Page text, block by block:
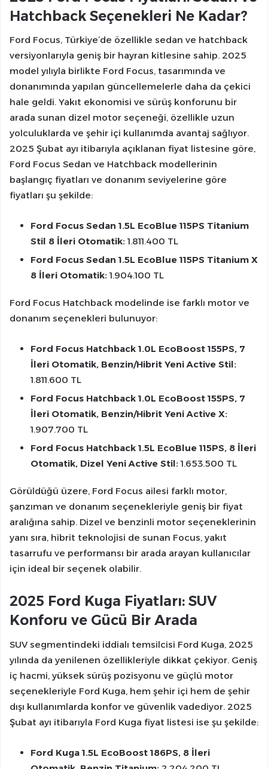
Hatchback Seçenekleri Ne Kadar?
Ford Focus, Türkiye’de özellikle sedan ve hatchback
versiyonlarıyla geniş bir hayran kitlesine sahip. 2025
model yılıyla birlikte Ford Focus, tasarımında ve
donanımında yapılan güncellemelerle daha da çekici
hale geldi. Yakıt ekonomisi ve sürüş konforunu bir
arada sunan dizel motor seçeneği, özellikle uzun
yolculuklarda ve şehir içi kullanımda avantaj sağlıyor.
2025 Şubat ayı itibarıyla açıklanan fiyat listesine göre,
Ford Focus Sedan ve Hatchback modellerinin
başlangıç fiyatları ve donanım seviyelerine göre
fiyatları şu şekilde:
Ford Focus Sedan 1.5L EcoBlue 115PS Titanium
Stil 8 İleri Otomatik:1.811.400 TL
Ford Focus Sedan 1.5L EcoBlue 115PS Titanium X
8 İleri Otomatik:1.904.100 TL
Ford Focus Hatchback modelinde ise farklı motor ve
donanım seçenekleri bulunuyor:
Ford Focus Hatchback 1.0L EcoBoost 155PS, 7
İleri Otomatik, Benzin/Hibrit Yeni Active Stil:
1.811.600 TL
Ford Focus Hatchback 1.0L EcoBoost 155PS, 7
İleri Otomatik, Benzin/Hibrit Yeni Active X:
1.907.700 TL
Ford Focus Hatchback 1.5L EcoBlue 115PS, 8 İleri
Otomatik, Dizel Yeni Active Stil:1.653.500 TL
Görüldüğü üzere, Ford Focus ailesi farklı motor,
şanzıman ve donanım seçenekleriyle geniş bir fiyat
aralığına sahip. Dizel ve benzinli motor seçeneklerinin
yanı sıra, hibrit teknolojisi de sunan Focus, yakıt
tasarrufu ve performansı bir arada arayan kullanıcılar
için ideal bir seçenek olabilir.
2025 Ford Kuga Fiyatları: SUV
Konforu ve Gücü Bir Arada
SUV segmentindeki iddialı temsilcisi Ford Kuga, 2025
yılında da yenilenen özellikleriyle dikkat çekiyor. Geniş
iç hacmi, yüksek sürüş pozisyonu ve güçlü motor
seçenekleriyle Ford Kuga, hem şehir içi hem de şehir
dışı kullanımlarda konfor ve güvenlik vadediyor. 2025
Şubat ayı itibarıyla Ford Kuga fiyat listesi ise şu şekilde:
Ford Kuga 1.5L EcoBoost 186PS, 8 İleri